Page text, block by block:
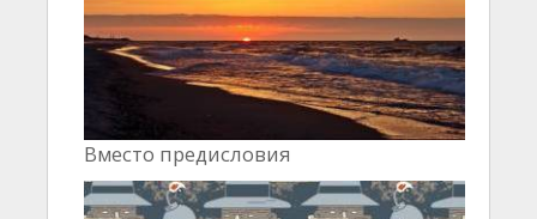
Вместо предисловия